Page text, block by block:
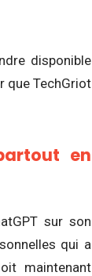
disponible
que TechGriot
en
sur son
qui a
maintenant